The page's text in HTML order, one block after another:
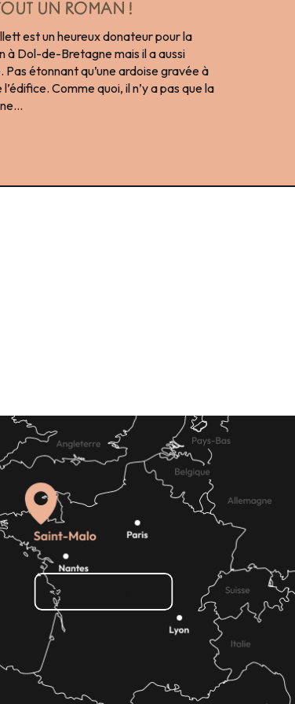
UN ROMAN !
est un heureux donateur pour la
à Dol-de-Bretagne mais il a aussi
étonnant qu’une ardoise gravée à
Comme quoi, il n’y a pas que la
Comment venir ?